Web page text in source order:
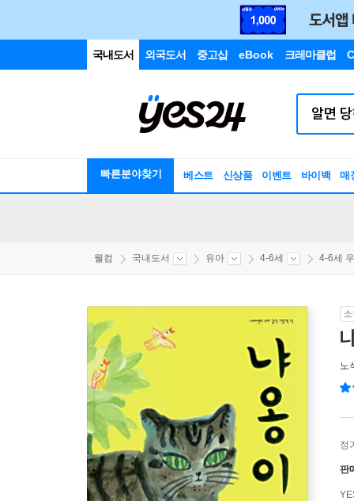
국내도서 외국도서 중고샵 eBook 크레마클럽
빠른분야찾기 베스트 신상품 이벤트 바이백 매
웰컴 국내도서 유아 4-6세 4-6세
노
정
판